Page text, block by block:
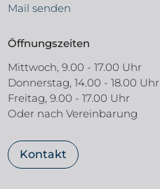
Mail senden
Öffnungszeiten
Mittwoch, 9.00 - 17.00 Uhr
Donnerstag, 14.00 - 18.00 Uhr
Freitag, 9.00 - 17.00 Uhr
Oder nach Vereinbarung
Kontakt